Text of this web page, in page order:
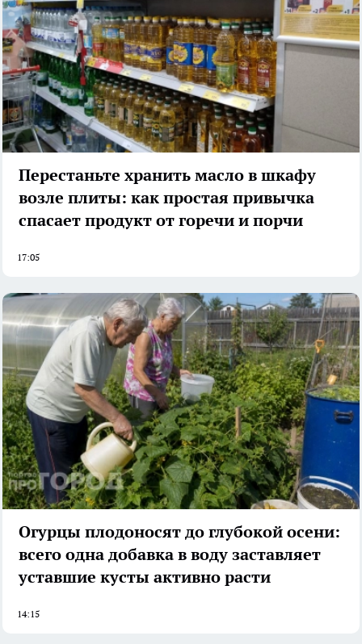
Перестаньте хранить масло в шкафу
возле плиты: как простая привычка
спасает продукт от горечи и порчи
17:05
Огурцы плодоносят до глубокой осени:
всего одна добавка в воду заставляет
уставшие кусты активно расти
14:15